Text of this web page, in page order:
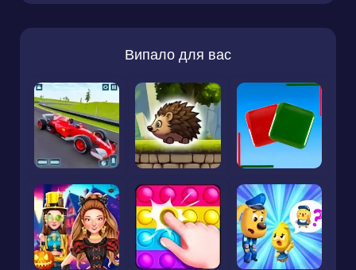
Випало для вас